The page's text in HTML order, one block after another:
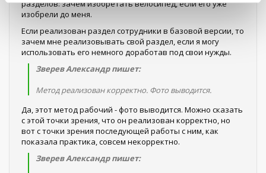
разделов: зачем изобретать велосипед, если его уже
изобрели до меня.
Если реализован раздел сотрудники в базовой версии, то
зачем мне реализовывать свой раздел, если я могу
использовать его немного доработав под свои нужды.
Зверев Александр пишет:
Метод реализован корректно. Фото выводится.
Да, этот метод рабочий - фото выводится. Можно сказать
с этой точки зрения, что он реализован корректно, но
вот с точки зрения последующей работы с ним, как
показала практика, совсем некорректно.
Зверев Александр пишет: